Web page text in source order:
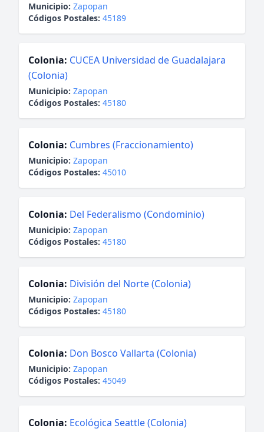
Municipio: Zapopan
Códigos Postales: 45189
Colonia: CUCEA Universidad de Guadalajara
(Colonia)
Municipio: Zapopan
Códigos Postales: 45180
Colonia: Cumbres (Fraccionamiento)
Municipio: Zapopan
Códigos Postales: 45010
Colonia: Del Federalismo (Condominio)
Municipio: Zapopan
Códigos Postales: 45180
Colonia: División del Norte (Colonia)
Municipio: Zapopan
Códigos Postales: 45180
Colonia: Don Bosco Vallarta (Colonia)
Municipio: Zapopan
Códigos Postales: 45049
Colonia: Ecológica Seattle (Colonia)